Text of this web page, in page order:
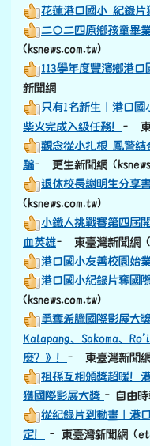
花蓮港口國小 紀錄片
二〇二四原鄉孩童畢
(ksnews.com.tw)
113學年度豐濱鄉港
新聞網
只有1名新生｜港口
柴火完成入級任務！ – 東
觀念從小扎根 鳳警結
騙– 更生新聞網
退休校長謝明生分享
(ksnews.com.tw)
小鐵人挑戰賽第四屆
血英雄– 東臺灣新聞網
港口國小友善校園始
港口國小紀錄片奪國
(ksnews.com.tw)
勇奪希臘國際影展大
Kalapang、Sakoma、
麼？》！ – 東臺灣新聞
祖孫互相頒獎超暖！
獲國際影展大獎 - 自由時
從紀錄片到動畫｜港
定！
–東臺灣新聞網